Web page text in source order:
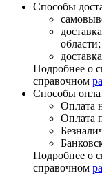
Способы
области;
Подробнее о
справочном
Способы
Оплата
Оплата
Подробнее о
справочном